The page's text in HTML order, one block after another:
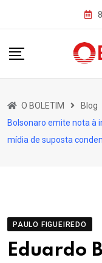
O BOLETIM Blog
Bolsonaro emite nota à
mídia de suposta
PAULO FIGUEIREDO
Eduardo